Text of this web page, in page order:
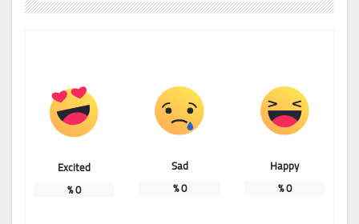
Happy
0
%
Sad
0
%
Excited
0
%